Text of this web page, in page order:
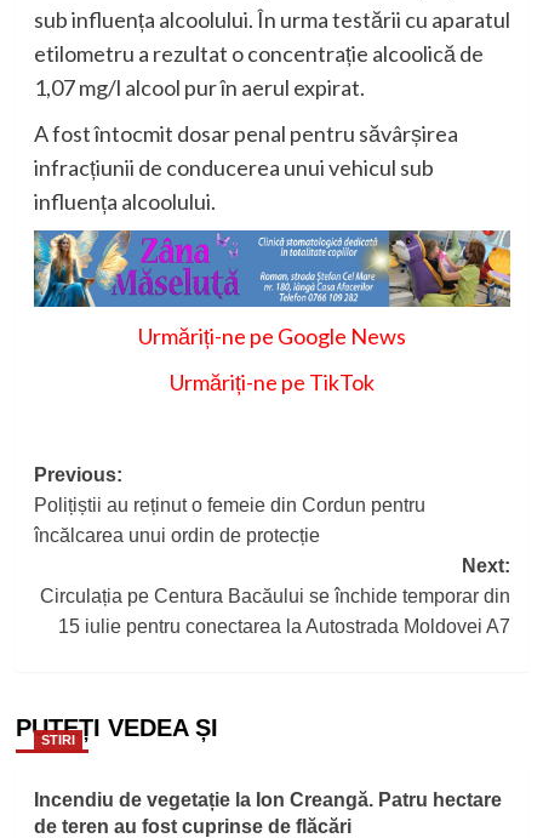
sub influența alcoolului. În urma testării cu aparatul
etilometru a rezultat o concentrație alcoolică de
1,07 mg/l alcool pur în aerul expirat.
A fost întocmit dosar penal pentru săvârșirea
infracțiunii de conducerea unui vehicul sub
influența alcoolului.
Urmăriți-ne pe Google News
Urmăriți-ne pe TikTok
Post
navigation
Previous:
Polițiștii au reținut o femeie din Cordun pentru
încălcarea unui ordin de protecție
Next:
Circulația pe Centura Bacăului se închide temporar din
15 iulie pentru conectarea la Autostrada Moldovei A7
PUTEȚI VEDEA ȘI
STIRI
Incendiu de vegetație la Ion Creangă. Patru hectare
de teren au fost cuprinse de flăcări